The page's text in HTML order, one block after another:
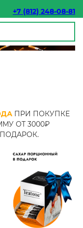
+7 (812) 248-08-81
ПРИ ПОКУПКЕ
ОТ 3000₽